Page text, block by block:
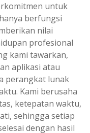
untuk
berfungsi
nilai
profesional
kami tawarkan,
aplikasi atau
perangkat lunak
Kami berusaha
ketepatan waktu,
sehingga setiap
dengan hasil